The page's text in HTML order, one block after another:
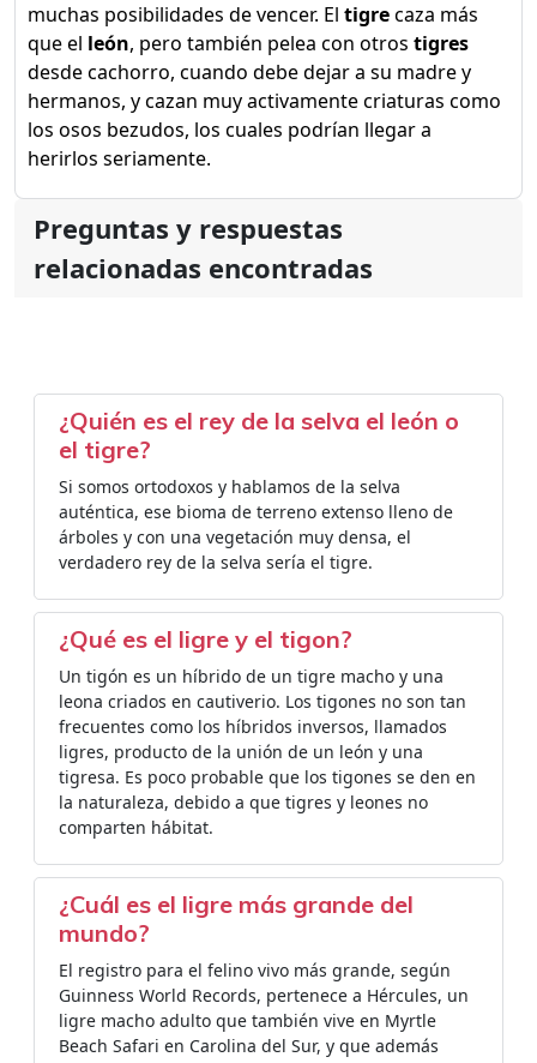
muchas posibilidades de vencer. El tigrecaza más
que el león, pero también pelea con otros tigres
desde cachorro, cuando debe dejar a su madre y
hermanos, y cazan muy activamente criaturas como
los osos bezudos, los cuales podrían llegar a
herirlos seriamente.
Preguntas y respuestas
relacionadas encontradas
¿Quién es el rey de la selva el león o
el tigre?
Si somos ortodoxos y hablamos de la selva
auténtica, ese bioma de terreno extenso lleno de
árboles y con una vegetación muy densa, el
verdadero rey de la selva sería el tigre.
¿Qué es el ligre y el tigon?
Un tigón es un híbrido de un tigre macho y una
leona criados en cautiverio. Los tigones no son tan
frecuentes como los híbridos inversos, llamados
ligres, producto de la unión de un león y una
tigresa. Es poco probable que los tigones se den en
la naturaleza, debido a que tigres y leones no
comparten hábitat.
¿Cuál es el ligre más grande del
mundo?
El registro para el felino vivo más grande, según
Guinness World Records, pertenece a Hércules, un
ligre macho adulto que también vive en Myrtle
Beach Safari en Carolina del Sur, y que además